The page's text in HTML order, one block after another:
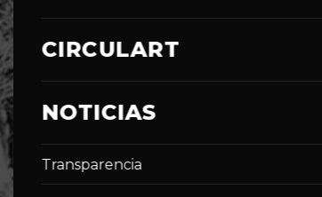
CIRCULART
NOTICIAS
Transparencia